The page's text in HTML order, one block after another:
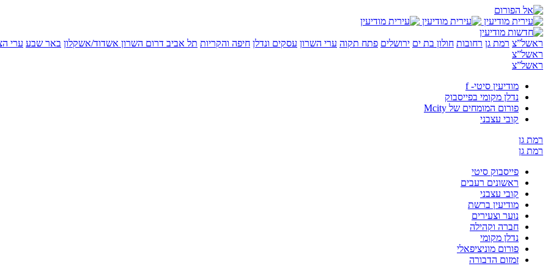
ראשל”צ רמת גן רחובות חולון בת ים ירושלים פתח תקוה ערי השרון עסקים ונדלן חיפה והקריות תל אביב דרום השרון אשדוד/אשקלון באר שבע ערי
ראשל”צ
ראשל”צ
מודיעין סיטי- f
נדלן מקומי בפייסבוק
פורום המומחים של Mcity
קובי עצבני
רמת גן
רמת גן
פייסבוק סיטי
ראשונים רעבים
קובי עצבני
מודיעין ברשת
נוער וצעירים
חברה וקהילה
נדלן מקומי
פורום מוניציפאלי
זמזום הדבורה